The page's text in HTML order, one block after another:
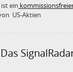
ein
US-Aktien
Das